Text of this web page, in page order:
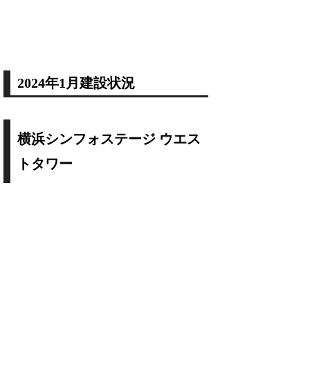
2024年1月建設状況
横浜シンフォステージ ウエス
トタワー